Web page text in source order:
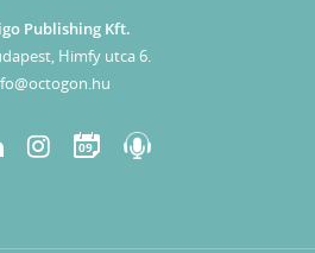
Publishing Kft.
Himfy utca 6.
09